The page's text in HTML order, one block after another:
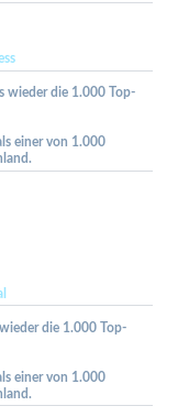
wieder die 1.000 Top-
einer von 1.000
die 1.000 Top-
einer von 1.000